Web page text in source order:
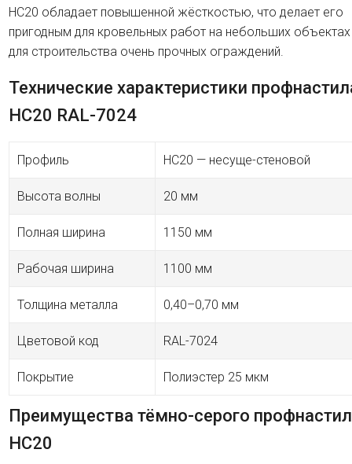
HC20 обладает повышенной жёсткостью, что делает его
пригодным для кровельных работ на небольших объектах
для строительства очень прочных ограждений.
Технические характеристики
HC20 RAL-7024
Профиль HC20 — несуще-стеновой
Высота волны 20 мм
Полная ширина 1150 мм
Рабочая ширина 1100 мм
Толщина металла 0,40–0,70 мм
Цветовой код RAL-7024
Покрытие Полиэстер 25 мкм
Преимущества тёмно-серого
HC20